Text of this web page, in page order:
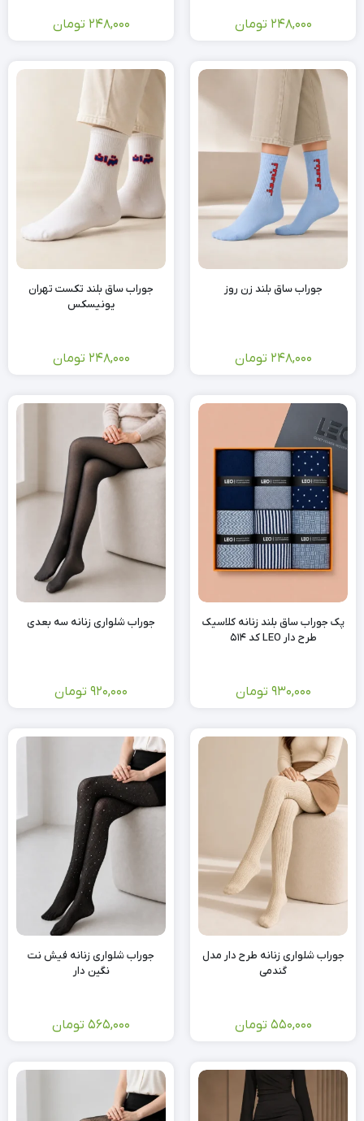
248,000 تومان 248,000 تومان
جوراب ساق بلند زن روز
248,000 تومان
جوراب ساق بلند تکست تهران
یونیسکس
248,000 تومان
پک جوراب ساق بلند زنانه کلاسیک
طرح دار LEO کد 514
930,000 تومان
جوراب شلواری زنانه سه بعدی
920,000 تومان
جوراب شلواری زنانه طرح دار مدل
گندمی
550,000 تومان
جوراب شلواری زنانه فیش نت
نگین دار
565,000 تومان